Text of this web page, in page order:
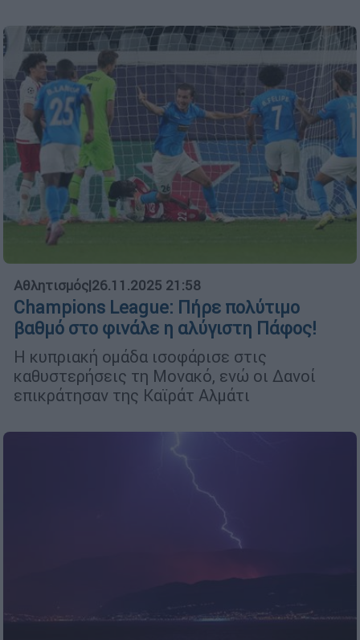
Αθλητισμός|26.11.2025 21:58
Champions League: Πήρε πολύτιμο
βαθμό στο φινάλε η αλύγιστη Πάφος!
Η κυπριακή ομάδα ισοφάρισε στις
καθυστερήσεις τη Μονακό, ενώ οι Δανοί
επικράτησαν της Καϊράτ Αλμάτι